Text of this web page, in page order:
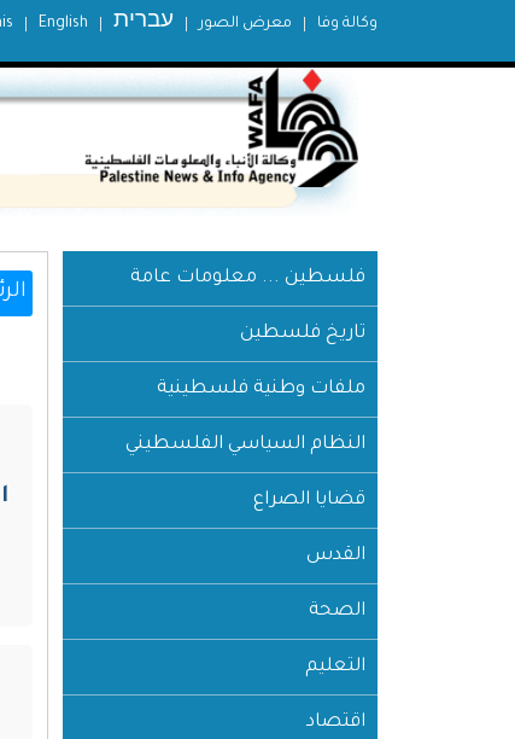
English עברית معرض الصور وكالة وفا
فلسطين ... معلومات عامة
تاريخ فلسطين
ملفات وطنية فلسطينية
النظام السياسي الفلسطيني
قضايا الصراع
القدس
الصحة
التعليم
اقتصاد